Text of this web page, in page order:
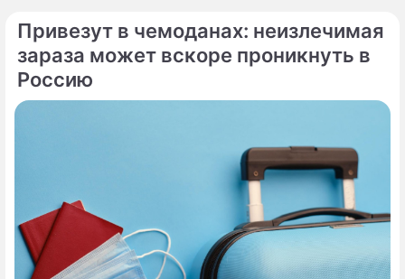
самых закрытых и непубличных пар
мирового шоу-бизнеса.
Привезут в чемоданах: неизлечимая
зараза может вскоре проникнуть в
Россию